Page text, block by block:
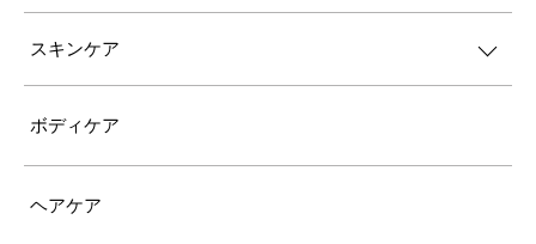
スキンケア
ボディケア
ヘアケア